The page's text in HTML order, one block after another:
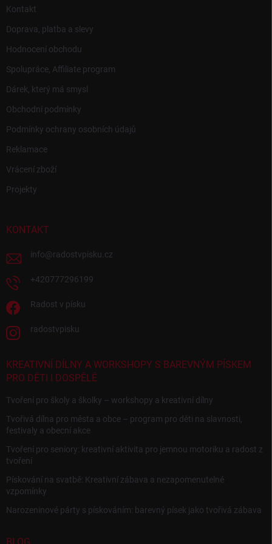
Kontakt
Doprava, platba a slevy
Hodnocení obchodu
Spolupráce, Affiliate program
Dárek, který má smysl
Obchodní podmínky
Podmínky ochrany osobních údajů
Reklamace
Vrácení zboží
Projekty
KONTAKT
info@radostvpisku.cz
+420777296199
Radost v písku
radostvpisku
KREATIVNÍ DÍLNY A WORKSHOPY S BAREVNÝM PÍSKEM
PRO DĚTI I DOSPĚLÉ
Tvoření pro školy a školky – workshopy a kreativní dílny
Tvořivá dílna pro města a obce – program pro děti na slavnosti,
festivaly a obecní akce
Tvoření pro seniory: kreativní aktivita pro jemnou motoriku a radost z
tvoření
Pískování na svatbě: Kreativní zábava a nezapomenutelné
vzpomínky
Narozeninové párty s pískováním: barevný písek jako tvořivá zábava